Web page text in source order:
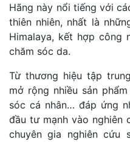
Hãng này nổi tiếng với
thiên nhiên, nhất là
Himalaya, kết hợp công
chăm sóc da.
Từ thương hiệu tập
mở rộng nhiều sản
sóc cá nhân… đáp ứng
đầu tư mạnh vào nghiên
chuyên gia nghiên cứu